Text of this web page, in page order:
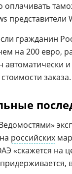
оплачивать
представители
гражданин
на 200 евро,
автоматически и
заказа.
»
российских
«скажется на